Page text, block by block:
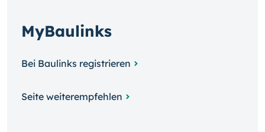
MyBaulinks
Bei Baulinks registrieren
Seite weiterempfehlen